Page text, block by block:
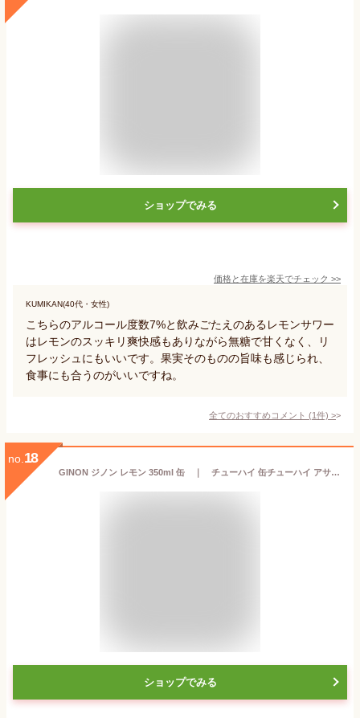
ショップでみる
価格と在庫を楽天でチェック >>
KUMIKAN(40代・女性)
こちらのアルコール度数7%と飲みごたえのあるレモンサワー
はレモンのスッキリ爽快感もありながら無糖で甘くなく、リ
フレッシュにもいいです。果実そのものの旨味も感じられ、
食事にも合うのがいいですね。
全てのおすすめコメント (1件) >
no. 18
GINON ジノン レモン 350ml 缶 ｜ チューハイ 缶チューハイ アサヒ ジンソーダ レモンサワー ジン ソーダ割り
ショップでみる